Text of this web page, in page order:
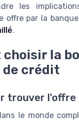
les
offre par la
.
choisir la
de crédit
trouver l'offre
le monde